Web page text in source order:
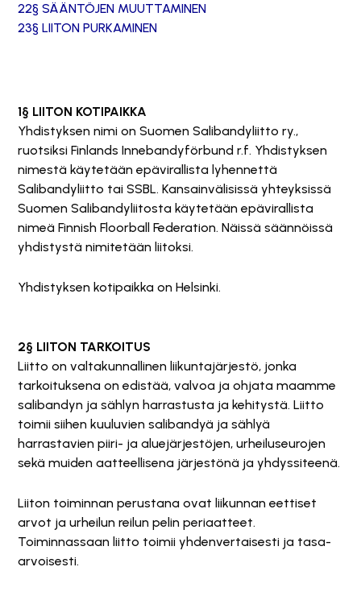
22§ SÄÄNTÖJEN MUUTTAMINEN
23§ LIITON PURKAMINEN
1§ LIITON KOTIPAIKKA
Yhdistyksen nimi on Suomen Salibandyliitto ry.,
ruotsiksi Finlands Innebandyförbund r.f. Yhdistyksen
nimestä käytetään epävirallista lyhennettä
Salibandyliitto tai SSBL. Kansainvälisissä yhteyksissä
Suomen Salibandyliitosta käytetään epävirallista
nimeä Finnish Floorball Federation. Näissä säännöissä
yhdistystä nimitetään liitoksi.
Yhdistyksen kotipaikka on Helsinki.
2§ LIITON TARKOITUS
Liitto on valtakunnallinen liikuntajärjestö, jonka
tarkoituksena on edistää, valvoa ja ohjata maamme
salibandyn ja sählyn harrastusta ja kehitystä. Liitto
toimii siihen kuuluvien salibandyä ja sählyä
harrastavien piiri- ja aluejärjestöjen, urheiluseurojen
sekä muiden aatteellisena järjestönä ja yhdyssiteenä.
Liiton toiminnan perustana ovat liikunnan eettiset
arvot ja urheilun reilun pelin periaatteet.
Toiminnassaan liitto toimii yhdenvertaisesti ja tasa-
arvoisesti.